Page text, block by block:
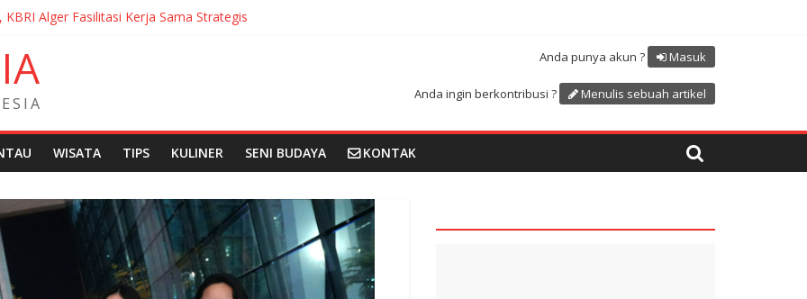
Alger Fasilitasi Kerja Sama Strategis
Merah Putih sepanjang 50 Meter di Brick Hill Hong Kong untuk menyambut HUT RI ke 81
Film Festival 2026 Montréal Kanada
Indonesia kepada Komunitas Paroki di Angola
IA
ES I A
Anda punya akun ? Masuk
Anda ingin berkontribusi ? Menulis sebuah artikel
WISATA TIPS KULINER SENI BUDAYA KONTAK